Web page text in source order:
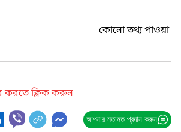
কোনো তথ্য পাওয়া
করতে ক্লিক করুন
আপনার মতামত প্রদান করুন